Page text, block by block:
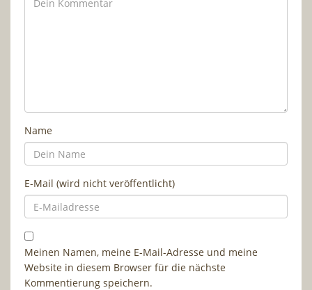
Name
E-Mail (wird nicht veröffentlicht)
Meinen Namen, meine E-Mail-Adresse und meine
Website in diesem Browser für die nächste
Kommentierung speichern.